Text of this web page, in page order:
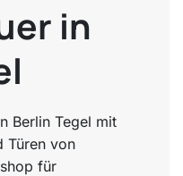
in
Berlin Tegel mit
Türen von
für